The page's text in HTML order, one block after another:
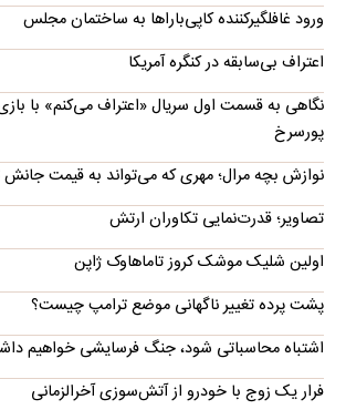
ورود غافلگیرکننده کاپی‌باراها به ساختمان مجلس
اعتراف بی‌سابقه در کنگره آمریکا
نگاهی به قسمت اول سریال «اعتراف می‌کنم» با
پورسرخ
نوازش بچه مرال؛ مهری که می‌تواند به قیمت
تصاویر؛ قدرت‌نمایی تکاوران ارتش
اولین شلیک موشک کروز تاماهاوک ژاپن
پشت پرده تغییر ناگهانی موضع ترامپ چیست؟
اشتباه محاسباتی شود، جنگ فرسایشی خواهیم
فرار یک زوج با خودرو از آتش‌سوزی آخرالزمانی